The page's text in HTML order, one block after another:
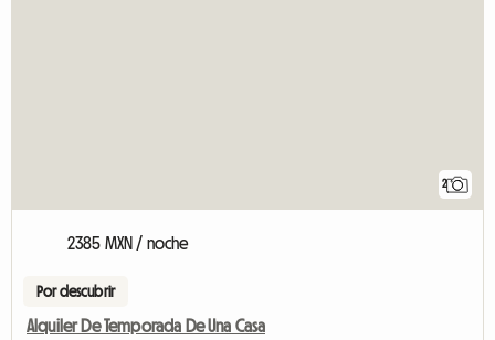
2
2385 MXN / noche
Por descubrir
Alquiler De Temporada De Una Casa